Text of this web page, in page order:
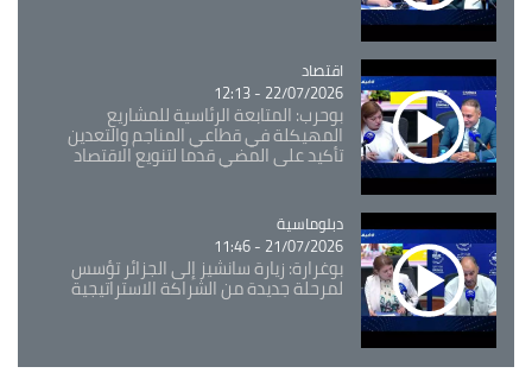
Catégorie
اقتصاد
22/07/2026 - 12:13
بوحرب: المتابعة الرئاسية للمشاريع
المهيكلة في قطاعي المناجم والتعدين
تأكيد على المضي قدما لتنويع الاقتصاد
Catégorie
دبلوماسية
21/07/2026 - 11:46
بوغرارة: زيارة سانشيز إلى الجزائر تؤسس
لمرحلة جديدة من الشراكة الاستراتيجية